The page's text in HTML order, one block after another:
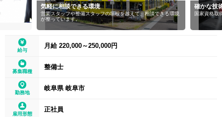
気軽に相談できる環境
営業スタッフや整備スタッフの垣根を越えて、相談できる環境
が整っています。
確かな技
国家資格取
給与
月給 220,000～250,000円
募集職種
整備士
勤務地
岐阜県 岐阜市
雇用形態
正社員